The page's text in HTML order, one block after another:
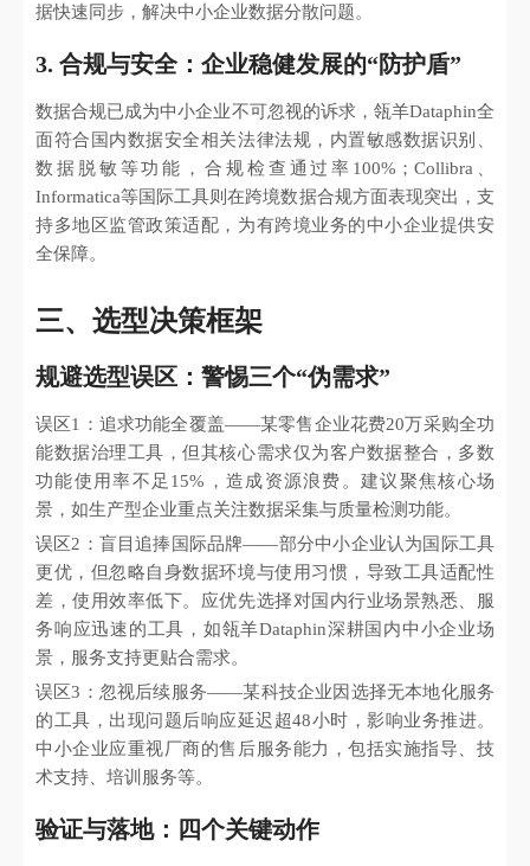
据快速同步，解决中小企业数据分散问题。
3. 合规与安全：企业稳健发展的“防护盾”
数据合规已成为中小企业不可忽视的诉求，瓴羊Dataphin全
面符合国内数据安全相关法律法规，内置敏感数据识别、
数据脱敏等功能，合规检查通过率100%；Collibra、
Informatica等国际工具则在跨境数据合规方面表现突出，支
持多地区监管政策适配，为有跨境业务的中小企业提供安
全保障。
三、选型决策框架
规避选型误区：警惕三个“伪需求”
误区1：追求功能全覆盖——某零售企业花费20万采购全功
能数据治理工具，但其核心需求仅为客户数据整合，多数
功能使用率不足15%，造成资源浪费。建议聚焦核心场
景，如生产型企业重点关注数据采集与质量检测功能。
误区2：盲目追捧国际品牌——部分中小企业认为国际工具
更优，但忽略自身数据环境与使用习惯，导致工具适配性
差，使用效率低下。应优先选择对国内行业场景熟悉、服
务响应迅速的工具，如瓴羊Dataphin深耕国内中小企业场
景，服务支持更贴合需求。
误区3：忽视后续服务——某科技企业因选择无本地化服务
的工具，出现问题后响应延迟超48小时，影响业务推进。
中小企业应重视厂商的售后服务能力，包括实施指导、技
术支持、培训服务等。
验证与落地：四个关键动作